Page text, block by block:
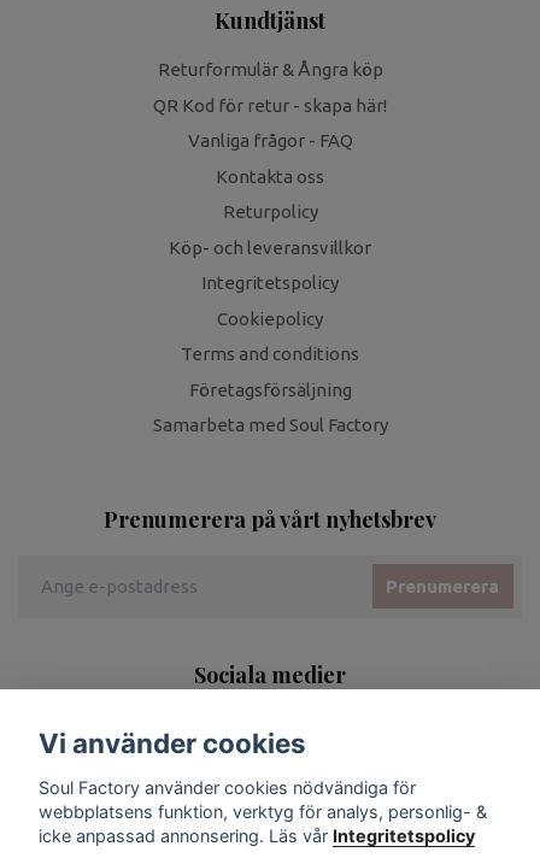
Kundtjänst
Returformulär & Ångra köp
QR Kod för retur - skapa här!
Vanliga frågor - FAQ
Kontakta oss
Returpolicy
Köp- och leveransvillkor
Integritetspolicy
Cookiepolicy
Terms and conditions
Företagsförsäljning
Samarbeta med Soul Factory
Prenumerera på vårt nyhetsbrev
Prenumerera
Sociala medier
Vi använder cookies
Soul Factory använder cookies nödvändiga för
webbplatsens funktion, verktyg för analys, personlig- &
icke anpassad annonsering. Läs vår Integritetspolicy